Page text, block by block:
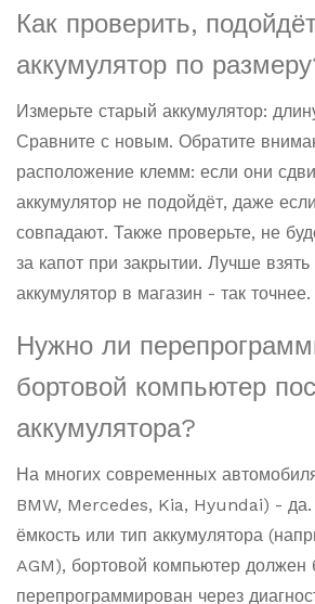
Как проверить,
аккумулятор по
Измерьте старый аккумулятор:
Сравните с новым. Обратите
расположение клемм: если они
аккумулятор не подойдёт, даже
совпадают. Также проверьте, не
за капот при закрытии. Лучше
аккумулятор в магазин - так точнее.
Нужно ли
бортовой компьютер
аккумулятора?
На многих современных
BMW, Mercedes, Kia, Hyundai) -
ёмкость или тип аккумулятора
AGM), бортовой компьютер должен
перепрограммирован через